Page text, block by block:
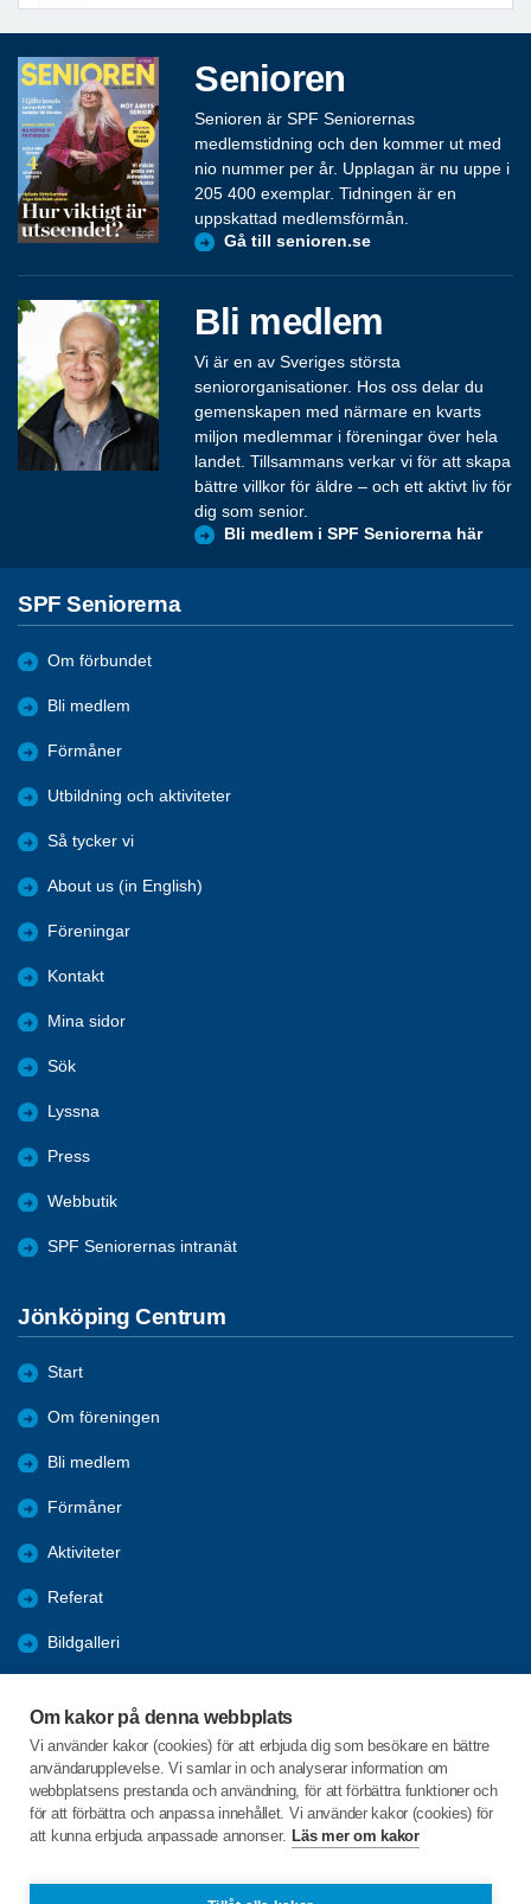
Om kakor på denna webbplats
Vi använder kakor (cookies) för att erbjuda dig som besökare en bättre
användarupplevelse. Vi samlar in och analyserar information om
webbplatsens prestanda och användning, för att förbättra funktioner och
för att förbättra och anpassa innehållet. Vi använder kakor (cookies) för
att kunna erbjuda anpassade annonser. Läs mer om kakor
Senioren
Senioren är SPF Seniorernas
medlemstidning och den kommer ut med
nio nummer per år. Upplagan är nu uppe i
205 400 exemplar. Tidningen är en
uppskattad medlemsförmån.
Gå till senioren.se
Bli medlem
Vi är en av Sveriges största
seniororganisationer. Hos oss delar du
gemenskapen med närmare en kvarts
miljon medlemmar i föreningar över hela
landet. Tillsammans verkar vi för att skapa
bättre villkor för äldre – och ett aktivt liv för
dig som senior.
Bli medlem i SPF Seniorerna här
SPF Seniorerna
Om förbundet
Bli medlem
Förmåner
Utbildning och aktiviteter
Så tycker vi
About us (in English)
Föreningar
Kontakt
Mina sidor
Sök
Lyssna
Press
Webbutik
SPF Seniorernas intranät
Jönköping Centrum
Start
Om föreningen
Bli medlem
Förmåner
Aktiviteter
Referat
Bildgalleri
Engagera DIG i vår förening
C/o:Lennart Lööw